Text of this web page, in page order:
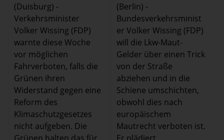
(Duisburg) -
Verkehrsminister
Volker Wissing (FDP)
warnte diese Woche
vor möglichen
Fahrverboten, falls die
Grünen ihren
Widerstand gegen eine
Reform des
Klimaschutzgesetzes
nicht aufgeben. Die
(Berlin) -
Bundesverkehrsminist
er Volker Wissing (FDP)
will die Lkw-Maut-
Gelder über einen Trick
von der Straße
abziehen und in die
Schiene umschichten,
obwohl dies nach
europäischem
Mautrecht verboten ist.